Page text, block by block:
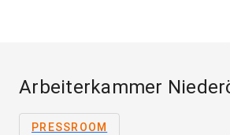
Arbeiterkammer
PRESSROOM